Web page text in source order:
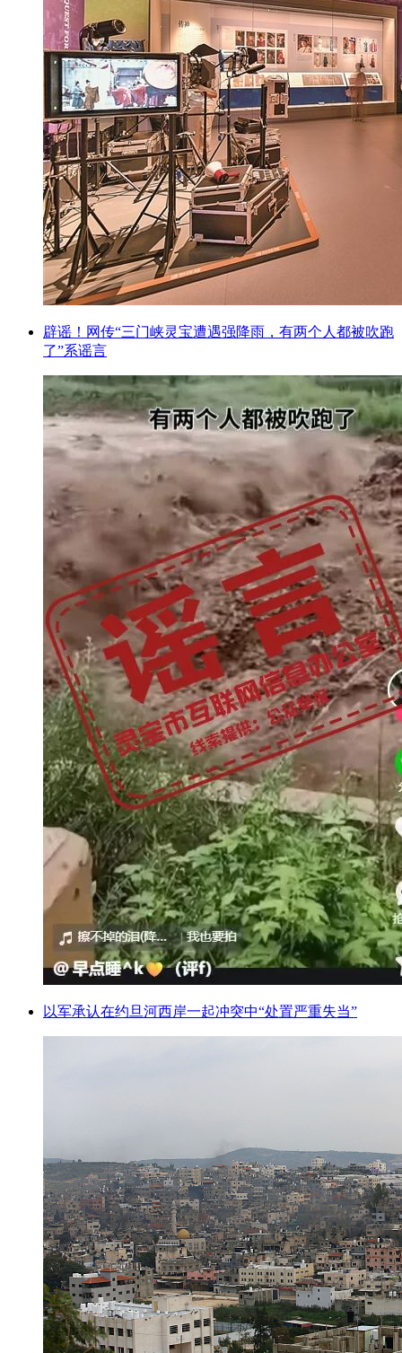
辟谣！网传“三门峡灵宝遭遇强降雨，有两个人都被吹跑
了”系谣言
以军承认在约旦河西岸一起冲突中“处置严重失当”